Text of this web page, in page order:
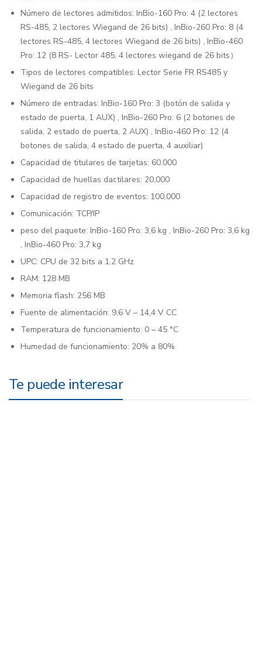
Número de lectores admitidos: InBio-160 Pro: 4 (2 lectores
RS-485, 2 lectores Wiegand de 26 bits) , InBio-260 Pro: 8 (4
lectores RS-485, 4 lectores Wiegand de 26 bits) , InBio-460
Pro: 12 (8 RS- Lector 485, 4 lectores wiegand de 26 bits）
Tipos de lectores compatibles: Lector Serie FR RS485 y
Wiegand de 26 bits
Número de entradas: InBio-160 Pro: 3 (botón de salida y
estado de puerta, 1 AUX) , InBio-260 Pro: 6 (2 botones de
salida, 2 estado de puerta, 2 AUX) , InBio-460 Pro: 12 (4
botones de salida, 4 estado de puerta, 4 auxiliar)
Capacidad de titulares de tarjetas: 60.000
Capacidad de huellas dactilares: 20,000
Capacidad de registro de eventos: 100,000
Comunicación: TCP/IP
peso del paquete: InBio-160 Pro: 3,6 kg , InBio-260 Pro: 3,6 kg
, InBio-460 Pro: 3,7 kg
UPC: CPU de 32 bits a 1,2 GHz
RAM: 128 MB
Memoria flash: 256 MB
Fuente de alimentación: 9,6 V – 14,4 V CC
Temperatura de funcionamiento: 0 – 45 °C
Humedad de funcionamiento: 20% a 80%
Te puede interesar